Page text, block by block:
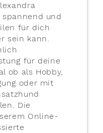
und
für dich
sein kann.
für deine
ob als Hobby,
oder mit
Die
Online-